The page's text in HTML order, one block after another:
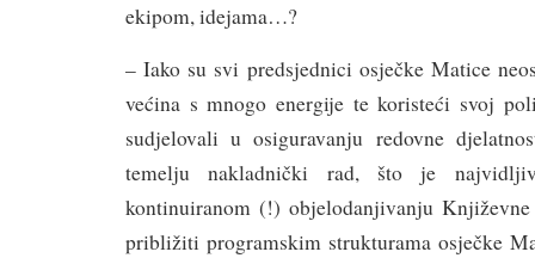
ekipom, idejama…?
– Iako su svi predsjednici osječke Matice
većina s mnogo energije te koristeći svoj
sudjelovali u osiguravanju redovne
temelju nakladnički rad, što je
kontinuiranom (!) objelodanjivanju Književne
približiti programskim strukturama osječke